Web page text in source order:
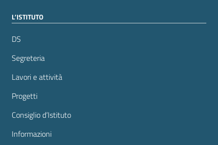
L’ISTITUTO
DS
Segreteria
Lavori e attività
Progetti
Consiglio d’Istituto
Informazioni